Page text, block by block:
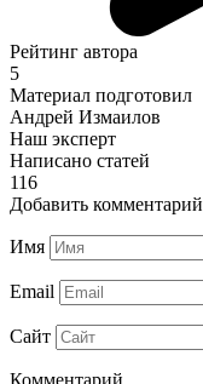
Рейтинг автора
5
Материал подготовил
Андрей Измаилов
Наш эксперт
Написано статей
116
Добавить комментарий
Имя
Email
Сайт